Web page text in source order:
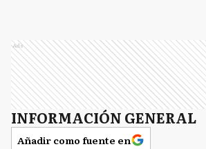
Ads
INFORMACIÓN GENERAL
Añadir como fuente en